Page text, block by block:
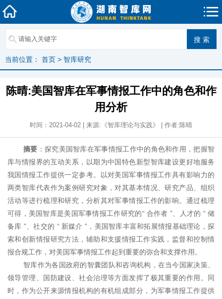
当前位置： 首页 > 智库研究
陈晴:美国智库在军事情报工作中的角色和作
用分析
时间：2021-04-02 | 来源:《智库理论与实践》 | 作者:陈晴
摘要 ：探究美国智库在军事情报工作中的角色和作用，把握智
库与情报界的互动关系，以期为中国特色新型智库建设更好地服务
我国情报工作提供一定参考。以对美国军事情报工作具有影响力的
两类智库代表作为案例研究对象，对其基本情况、研究产品、组织
活动等进行梳理和研究，分析其对军事情报工作的影响。通过梳理
可得，美国智库是美国军事情报工作研究的“ 合作者 ”、人才的 “ 储
备库 ”、社交的 “ 新媒介 ”，美国智库丰富和拓展情报基础理论，探
索和创新情报研究方法，辅助和支援情报工作实践，监督和控制情
报合规工作，对美国军事情报工作起到重要的弥合和支撑作用。
智库作为各国政府的智囊团队和咨询机构，在当今国家决策、
领导管理、国防建设、社会治理等方面发挥了极其重要的作用。同
时，作为公开来源情报机构的有机组成部分，为军事情报工作提供